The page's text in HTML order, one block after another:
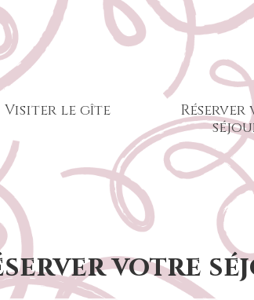
Visiter le gîte
votre